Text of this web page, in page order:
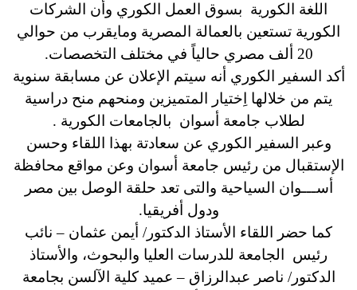
اللغة الكورية بسوق العمل الكوري وأن الشركات
الكورية تستعين بالعمالة المصرية ومايقرب من حوالي
20 ألف مصري حالياً في مختلف التخصصات.
أكد السفير الكوري أنه سيتم الإعلان عن مسابقة سنوية
يتم من خلالها اِختيار المتميزين ومنحهم منح دراسية
لطلاب جامعة أسوان بالجامعات الكورية .
وعبر السفير الكوري عن سعادتة بهذا اللقاء وحسن
الإستقبال من رئيس جامعة أسوان وعن مواقع محافظة
أســـوان السياحية والتى تعد حلقة الوصل بين مصر
ودول أفريقيا.
كما حضر اللقاء الأستاذ الدكتور/ أيمن عثمان – نائب
رئيس الجامعة للدرسات العليا والبحوث، والأستاذ
الدكتور/ ناصر عبدالرزاق – عميد كلية الآلسن بجامعة